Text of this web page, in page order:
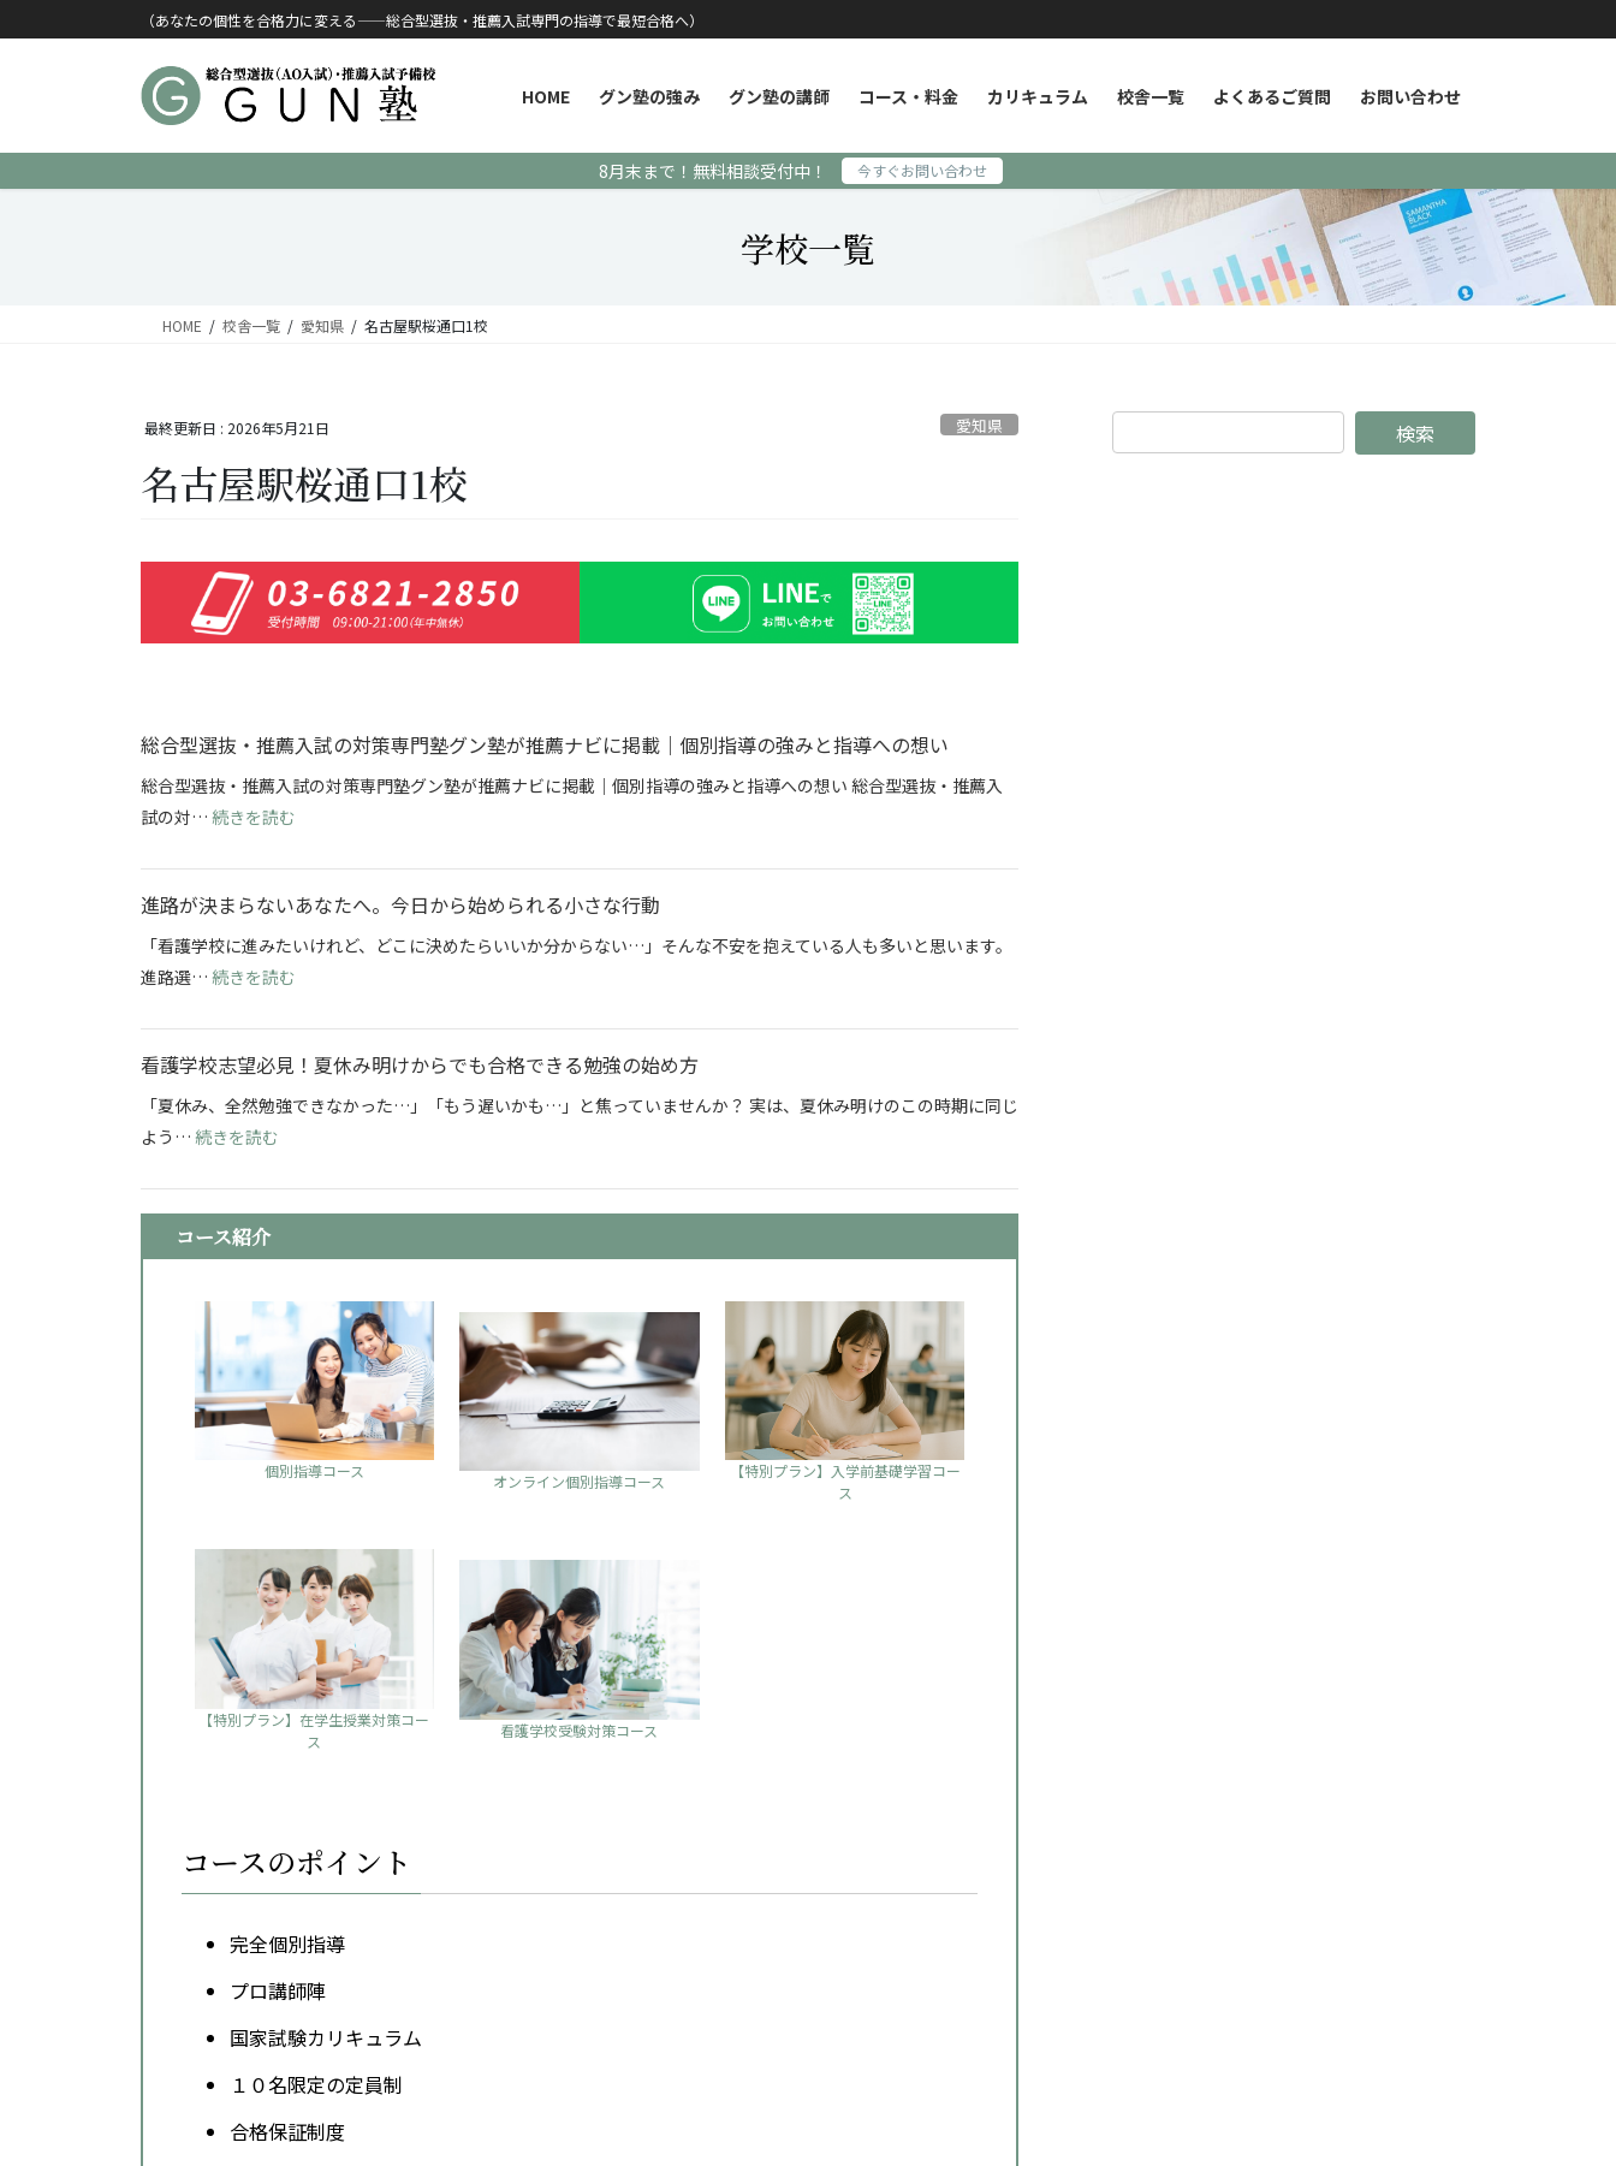
コンテンツに移動
ナビゲーションに移動（あなたの個性を合格力に変える——総合型選抜・推薦入試専門の指導で最短合格へ）
HOME グン塾の強み グン塾の講師 コース・料金 カリキュラム 校舎一覧 よくあるご質問 お問い合わせ
8月末まで！無料相談受付中！ 今すぐお問い合わせ
学校一覧
HOME 校舎一覧 愛知県 名古屋駅桜通口1校
最終更新日 : 2026年5月21日 愛知県
名古屋駅桜通口1校
総合型選抜・推薦入試の対策専門塾グン塾が推薦ナビに掲載｜個別指導の強みと指導への想い
総合型選抜・推薦入試の対策専門塾グン塾が推薦ナビに掲載｜個別指導の強みと指導への想い 総合型選抜・推薦入
試の対… 続きを読む
進路が決まらないあなたへ。今日から始められる小さな行動
「看護学校に進みたいけれど、どこに決めたらいいか分からない…」そんな不安を抱えている人も多いと思います。
進路選… 続きを読む
看護学校志望必見！夏休み明けからでも合格できる勉強の始め方
「夏休み、全然勉強できなかった…」「もう遅いかも…」と焦っていませんか？ 実は、夏休み明けのこの時期に同じ
よう… 続きを読む
コース紹介
個別指導コース
オンライン個別指導コース
【特別プラン】入学前基礎学習コー
ス
【特別プラン】在学生授業対策コー
ス
看護学校受験対策コース
コースのポイント
完全個別指導
プロ講師陣
国家試験カリキュラム
１０名限定の定員制
合格保証制度